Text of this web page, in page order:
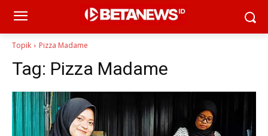
Topik Pizza Madame
Tag: Pizza Madame